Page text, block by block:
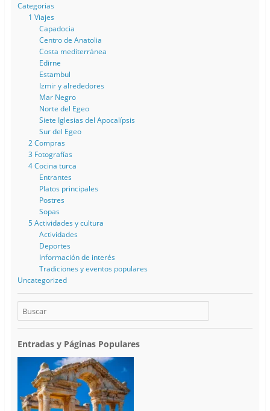
Categorias
1 Viajes
Capadocia
Centro de Anatolia
Costa mediterránea
Edirne
Estambul
Izmir y alrededores
Mar Negro
Norte del Egeo
Siete Iglesias del Apocalípsis
Sur del Egeo
2 Compras
3 Fotografías
4 Cocina turca
Entrantes
Platos principales
Postres
Sopas
5 Actividades y cultura
Actividades
Deportes
Información de interés
Tradiciones y eventos populares
Uncategorized
Entradas y Páginas Populares